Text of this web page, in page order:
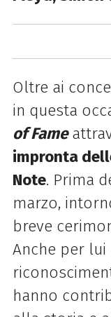
Oltre ai
in questa
of Fame
impronta
Note. Prima
marzo,
breve
Anche per
hanno